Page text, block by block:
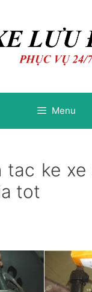
Menu
tac ke
tot